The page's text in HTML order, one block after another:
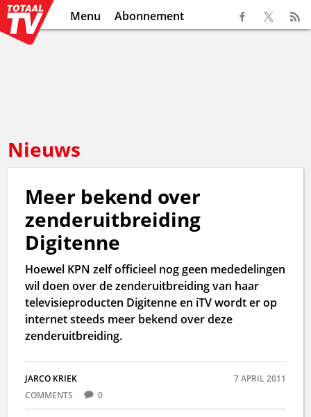
Menu Abonnement
Nieuws
Meer bekend over
zenderuitbreiding
Digitenne
Hoewel KPN zelf officieel nog geen mededelingen
wil doen over de zenderuitbreiding van haar
televisieproducten Digitenne en iTV wordt er op
internet steeds meer bekend over deze
zenderuitbreiding.
JARCO KRIEK
7 APRIL 2011
COMMENTS
0